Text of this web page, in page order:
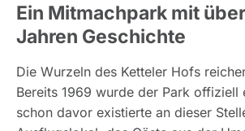
Ein Mitmachpark mit
Jahren Geschichte
Die Wurzeln des Ketteler Hofs
Bereits 1969 wurde der Park offiziell
schon davor existierte an dieser